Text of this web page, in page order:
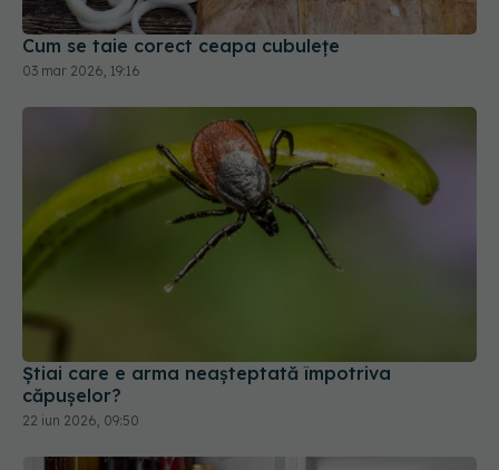
Cum se taie corect ceapa cubulețe
03 mar 2026, 19:16
Știai care e arma neașteptată împotriva
căpușelor?
22 iun 2026, 09:50